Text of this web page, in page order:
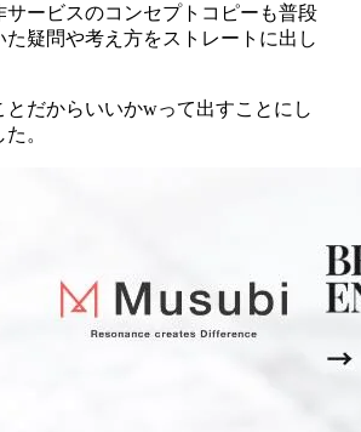
サービスのコンセプトコピーも普段
疑問や考え方をストレートに出し
とだからいいかwって出すことにし
。